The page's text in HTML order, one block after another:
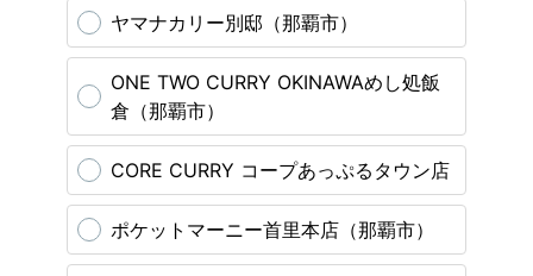
ヤマナカリー別邸（那覇市）
ONE TWO CURRY OKINAWAめし処飯
倉（那覇市）
CORE CURRY コープあっぷるタウン店
ポケットマーニー首里本店（那覇市）